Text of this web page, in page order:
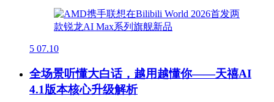
5 07.10
全场景听懂大白话，越用越懂你——天禧AI
4.1版本核心升级解析